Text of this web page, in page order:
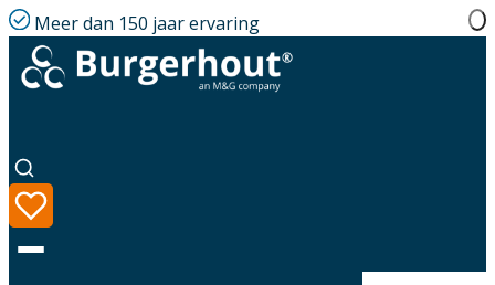
Meer dan 150 jaar ervaring